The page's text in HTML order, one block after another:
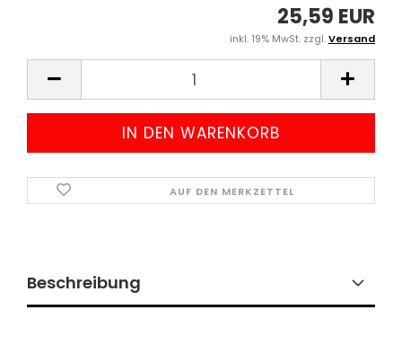
25,59 EUR
inkl. 19% MwSt. zzgl.Versand
AUF DEN MERKZETTEL
Beschreibung